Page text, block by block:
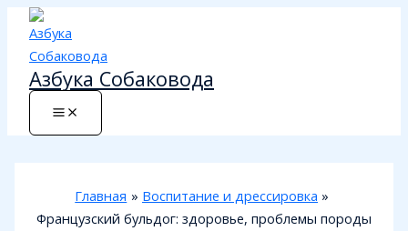
Перейти
содержимому
Азбука Собаковода
Главная
Воспитание и дрессировка
Французский бульдог: здоровье, проблемы породы